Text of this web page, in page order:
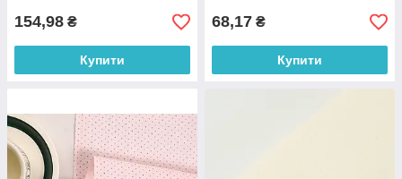
154,98 ₴
Купити
68,17 ₴
Купити